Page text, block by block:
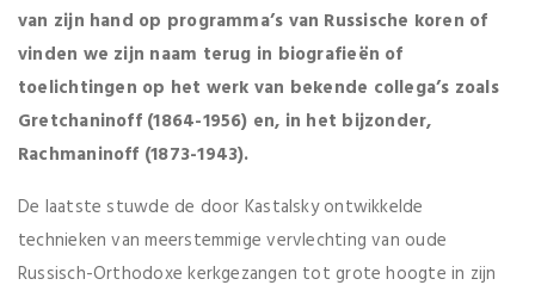
van zijn hand op programma’s van Russische koren of
vinden we zijn naam terug in biografieën of
toelichtingen op het werk van bekende collega’s zoals
Gretchaninoff (1864-1956) en, in het bijzonder,
Rachmaninoff (1873-1943).
De laatste stuwde de door Kastalsky ontwikkelde
technieken van meerstemmige vervlechting van oude
Russisch-Orthodoxe kerkgezangen tot grote hoogte in zijn